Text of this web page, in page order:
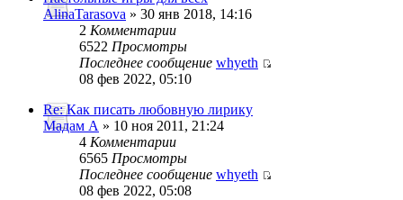
AlinaTarasova » 30 янв 2018, 14:16
2 Комментарии
6522 Просмотры
Последнее сообщение whyeth
08 фев 2022, 05:10
Re: Как писать любовную лирику
Мадам А » 10 ноя 2011, 21:24
4 Комментарии
6565 Просмотры
Последнее сообщение whyeth
08 фев 2022, 05:08